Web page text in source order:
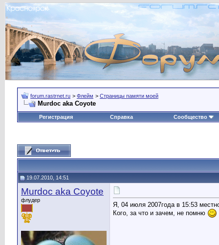
forum.rastrnet.ru > Флейм > Страницы памяти моей
Murdoc aka Coyote
Регистрация Справка Сообщество
19.07.2010, 14:51
Murdoc aka Coyote
флудер
Я, 04 июля 2007года в 15:53
Кого, за что и зачем, не помню